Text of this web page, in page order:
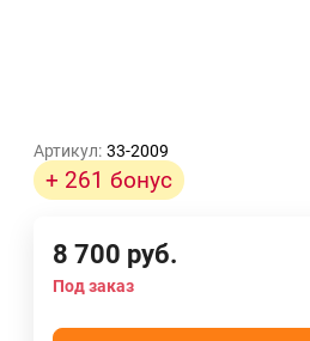
Артикул: 33-2009
+ 261 бонус
8 700 руб.
Под заказ